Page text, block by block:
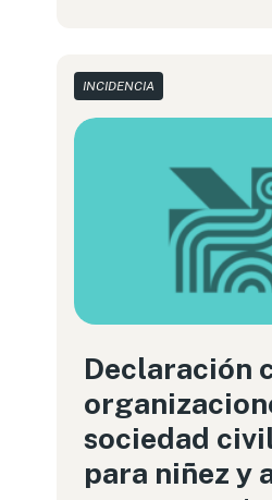
INCIDENCIA
Declaración
sociedad
para niñez y